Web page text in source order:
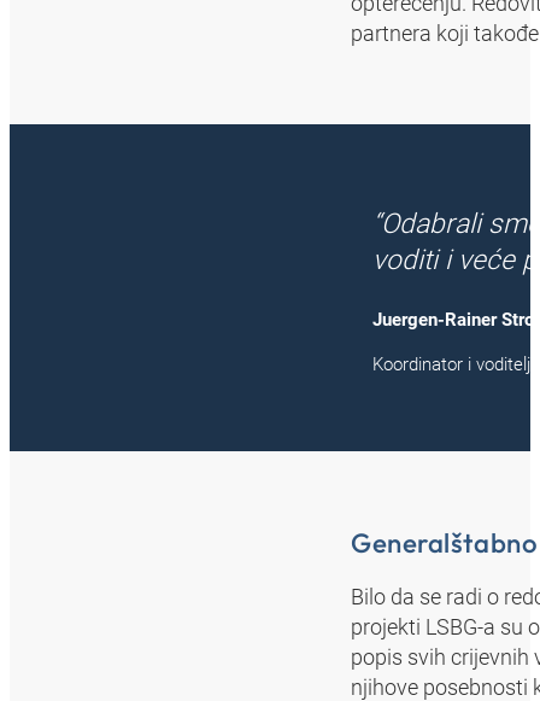
partnera koji
“Odabrali
voditi i veće
Juergen-Rainer
Koordinator i voditelj
Bilo da se radi o
projekti LSBG-a su
popis svih crijevnih
njihove posebnosti